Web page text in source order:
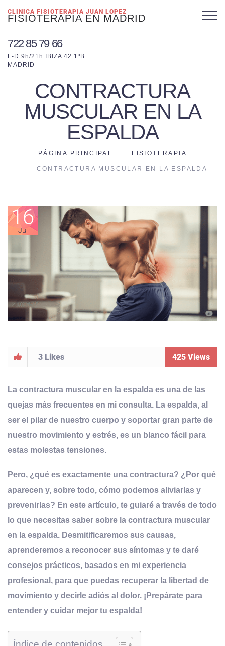
CLINICA FISIOTERAPIA JUAN LOPEZ
FISIOTERAPIA EN MADRID
722 85 79 66
L-D 9h/21h IBIZA 42 1ºB
MADRID
CONTRACTURA
MUSCULAR EN LA
ESPALDA
PÁGINA PRINCIPAL FISIOTERAPIA
CONTRACTURA MUSCULAR EN LA ESPALDA
16
Jul
3 Likes 425 Views
La contractura muscular en la espalda es una de las
quejas más frecuentes en mi consulta. La espalda, al
ser el pilar de nuestro cuerpo y soportar gran parte de
nuestro movimiento y estrés, es un blanco fácil para
estas molestas tensiones.
Pero, ¿qué es exactamente una contractura? ¿Por qué
aparecen y, sobre todo, cómo podemos aliviarlas y
prevenirlas? En este artículo, te guiaré a través de todo
lo que necesitas saber sobre la contractura muscular
en la espalda. Desmitificaremos sus causas,
aprenderemos a reconocer sus síntomas y te daré
consejos prácticos, basados en mi experiencia
profesional, para que puedas recuperar la libertad de
movimiento y decirle adiós al dolor. ¡Prepárate para
entender y cuidar mejor tu espalda!